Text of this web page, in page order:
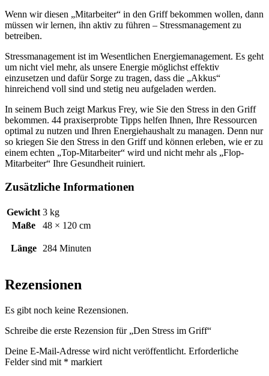
Wenn wir diesen „Mitarbeiter“ in den Griff bekommen wollen, dann
müssen wir lernen, ihn aktiv zu führen – Stressmanagement zu
betreiben.
Stressmanagement ist im Wesentlichen Energiemanagement. Es geht
um nicht viel mehr, als unsere Energie möglichst effektiv
einzusetzen und dafür Sorge zu tragen, dass die „Akkus“
hinreichend voll sind und stetig neu aufgeladen werden.
In seinem Buch zeigt Markus Frey, wie Sie den Stress in den Griff
bekommen. 44 praxiserprobte Tipps helfen Ihnen, Ihre Ressourcen
optimal zu nutzen und Ihren Energiehaushalt zu managen. Denn nur
so kriegen Sie den Stress in den Griff und können erleben, wie er zu
einem echten „Top-Mitarbeiter“ wird und nicht mehr als „Flop-
Mitarbeiter“ Ihre Gesundheit ruiniert.
Zusätzliche Informationen
Gewicht 3 kg
Maße
48 × 120 cm
Länge 284 Minuten
Rezensionen
Es gibt noch keine Rezensionen.
Schreibe die erste Rezension für „Den Stress im Griff“
Deine E-Mail-Adresse wird nicht veröffentlicht. Erforderliche
Felder sind mit * markiert